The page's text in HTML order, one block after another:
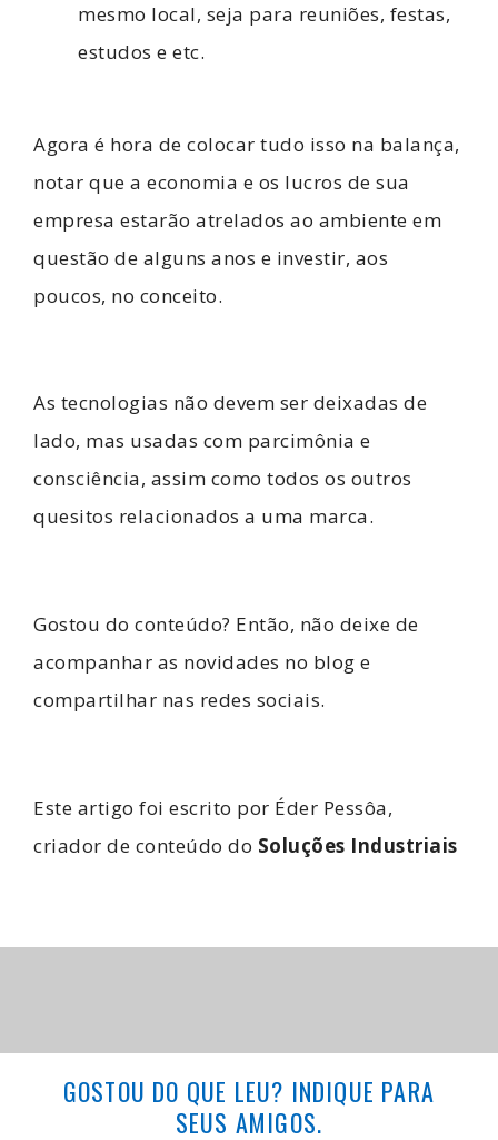
mesmo local, seja para reuniões, festas,
estudos e etc.
Agora é hora de colocar tudo isso na balança,
notar que a economia e os lucros de sua
empresa estarão atrelados ao ambiente em
questão de alguns anos e investir, aos
poucos, no conceito.
As tecnologias não devem ser deixadas de
lado, mas usadas com parcimônia e
consciência, assim como todos os outros
quesitos relacionados a uma marca.
Gostou do conteúdo? Então, não deixe de
acompanhar as novidades no blog e
compartilhar nas redes sociais.
Este artigo foi escrito por Éder Pessôa,
criador de conteúdo do Soluções Industriais
GOSTOU DO QUE LEU? INDIQUE PARA
SEUS AMIGOS.